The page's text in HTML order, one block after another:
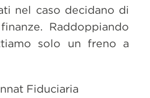
nel caso decidano di
Raddoppiando
solo un freno a
Fiduciaria